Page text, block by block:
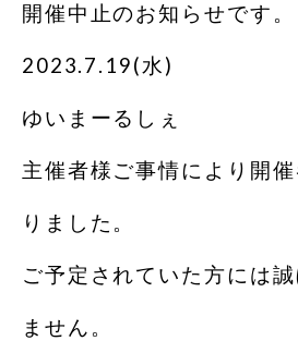
開催中止のお知らせです。
2023.7.19(水)
ゆいまーるしぇ
主催者様ご事情により開
りました。
ご予定されていた方には
ません。